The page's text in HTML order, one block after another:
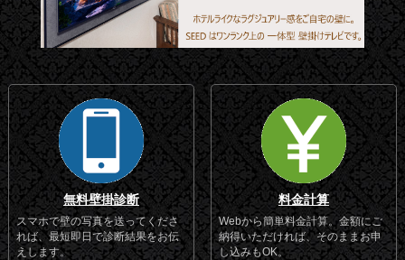
無料壁掛診断
スマホで壁の写真を送ってくださ
れば、最短即日で診断結果をお伝
えします。
料金計算
Webから簡単料金計算。金額にご
納得いただければ、そのままお申
し込みもOK。